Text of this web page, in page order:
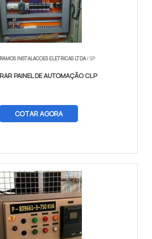
INSTALACOES ELETRICAS LTDA/ SP
PAINEL DE AUTOMAÇÃO CLP
COTAR AGORA